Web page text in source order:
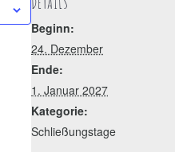
Beginn:
24. Dezember
Ende:
1. Januar 2027
Kategorie:
Schließungstage